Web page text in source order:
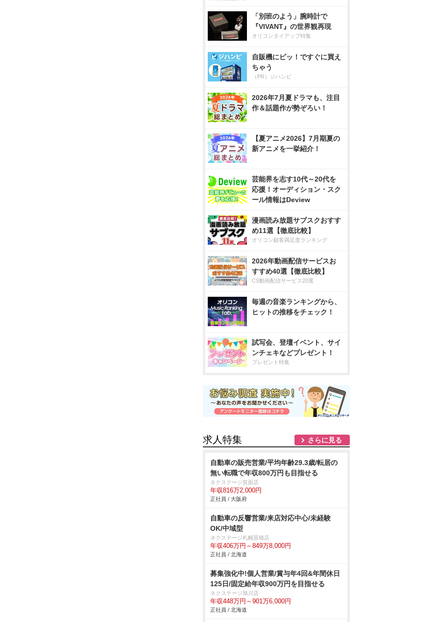
「別班のよう」腕時計で
『VIVANT』の世界観再現
オリコンタイアップ特集
自販機にピッ！ですぐに買え
ちゃう
（PR）ジハンピ
2026年7月夏ドラマも、注目
作＆話題作が勢ぞろい！
【夏アニメ2026】7月期夏の
新アニメを一挙紹介！
芸能界を志す10代～20代を
応援！オーディション・スク
ール情報はDeview
漫画読み放題サブスクおすす
め11選【徹底比較】
オリコン顧客満足度ランキング
2026年動画配信サービスお
すすめ40選【徹底比較】
CS動画配信サービス20選
毎週の音楽ランキングから、
ヒットの推移をチェック！
試写会、登壇イベント、サイ
ンチェキなどプレゼント！
プレゼント特集
求人特集 さらに見る
自動車の販売営業/平均年齢29.3歳/転居の
無い転職で年収800万円も目指せる
ネクステージ箕面店
年収816万2,000円
正社員 / 大阪府
自動車の反響営業/来店対応中心/未経験
OK/中域型
ネクステージ札幌苗穂店
年収406万円～849万8,000円
正社員 / 北海道
募集強化中!個人営業/賞与年4回&年間休日
125日/固定給年収900万円を目指せる
ネクステージ旭川店
年収448万円～901万6,000円
正社員 / 北海道